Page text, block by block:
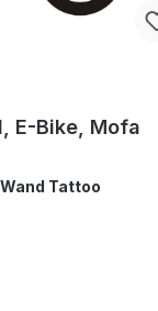
E-Bike, Mofa
Wand Tattoo